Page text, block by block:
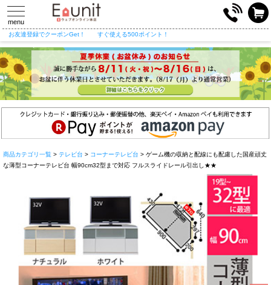
toggle
navigation
menu
お友達登録でクーポンGet！ すぐ使える500ポイント！
商品カテゴリ一覧 > テレビ台 > コーナーテレビ台 > ゲーム機の収納と配線にも配慮した国産頑丈
な薄型コーナーテレビ台 幅90cm32型まで対応 フルスライドレール引出し★★